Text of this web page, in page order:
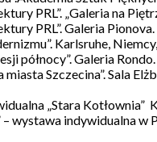
PRL”. „Galeria na
PRL”. Galeria
Karlsruhe,
północy”. Galeria
Szczecina”. Sala
„Stara Kotłownia”
wystawa indywidualna w